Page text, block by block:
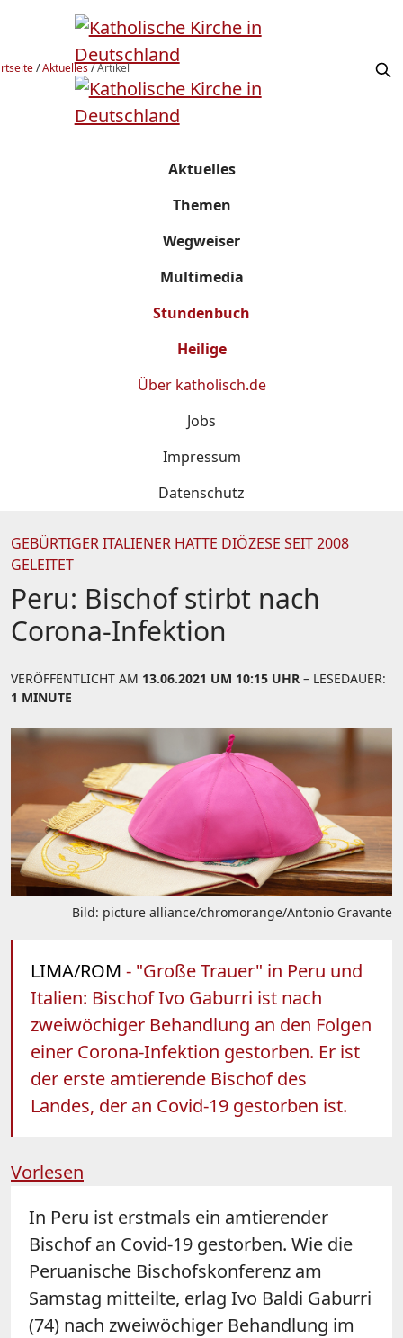
/Aktuelles/Artikel
Aktuelles
Themen
Wegweiser
Multimedia
Stundenbuch
Heilige
Über katholisch.de
Jobs
Impressum
Datenschutz
GEBÜRTIGER ITALIENER HATTE DIÖZESE SEIT 2008
GELEITET
Peru: Bischof stirbt nach
Corona-Infektion
VERÖFFENTLICHT AM 13.06.2021 UM 10:15 UHR – LESEDAUER:
1 MINUTE
Bild: picture alliance/chromorange/Antonio Gravante
LIMA/ROM - "Große Trauer" in Peru und
Italien: Bischof Ivo Gaburri ist nach
zweiwöchiger Behandlung an den Folgen
einer Corona-Infektion gestorben. Er ist
der erste amtierende Bischof des
Landes, der an Covid-19 gestorben ist.
Vorlesen
In Peru ist erstmals ein amtierender
Bischof an Covid-19 gestorben. Wie die
Peruanische Bischofskonferenz am
Samstag mitteilte, erlag Ivo Baldi Gaburri
(74) nach zweiwöchiger Behandlung im